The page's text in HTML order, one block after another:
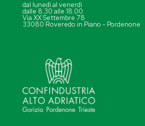
dal lunedì al venerdì
dalle 8.30 alle 18.00
Via XX Settembre 78
33080 Roveredo in Piano - Pordenone